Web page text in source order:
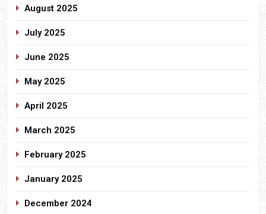
August 2025
July 2025
June 2025
May 2025
April 2025
March 2025
February 2025
January 2025
December 2024